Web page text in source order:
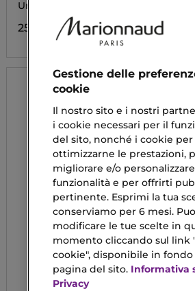
Unghie
25,83 €
Gestione delle
cookie
Il nostro sito e i nostri
i cookie necessari per il
del sito, nonché i cookie per
ottimizzarne le prestazioni,
migliorare e/o
funzionalità e per offrirti
pertinente. Esprimi la tua
conserviamo per 6 mesi.
modificare le tue scelte in
momento cliccando sul link
cookie", disponibile in
pagina del sito. Informativa
Privacy